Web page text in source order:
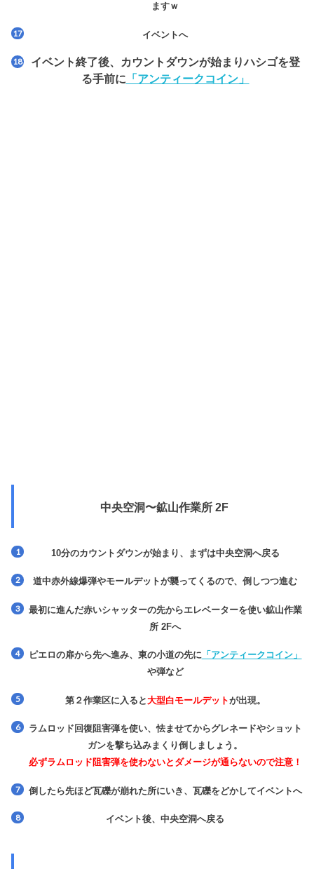
ますｗ
イベントへ
イベント終了後、カウントダウンが始まりハシゴを登
る手前に 「アンティークコイン」
中央空洞〜鉱山作業所 2F
10分のカウントダウンが始まり、まずは中央空洞へ戻る
道中赤外線爆弾やモールデットが襲ってくるので、倒しつつ進む
最初に進んだ赤いシャッターの先からエレベーターを使い鉱山作業
所 2Fへ
ピエロの扉から先へ進み、東の小道の先に「アンティークコイン」
や弾など
第２作業区に入ると大型白モールデッ トが出現。
ラムロッド回復阻害弾を使い、怯ませてからグレネードやショット
ガンを撃ち込みまくり倒しましょう。
必ずラムロッド阻害弾を使わないとダメージが通らないので注意！
倒したら先ほど瓦礫が崩れた所にいき、瓦礫をどかしてイベントへ
イベント後、中央空洞へ戻る